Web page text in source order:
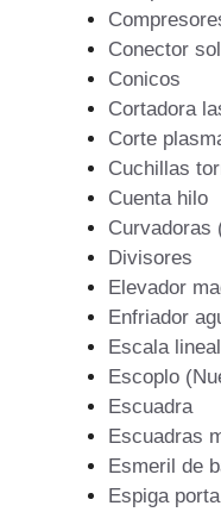
Conector
Conicos
Cortadora
Corte
Cuchillas
Cuenta hilo
Curvadoras
Divisores
Elevador
Enfriador
Escala lineal
Escoplo
Escuadra
Escuadras
Esmeril de
Espiga